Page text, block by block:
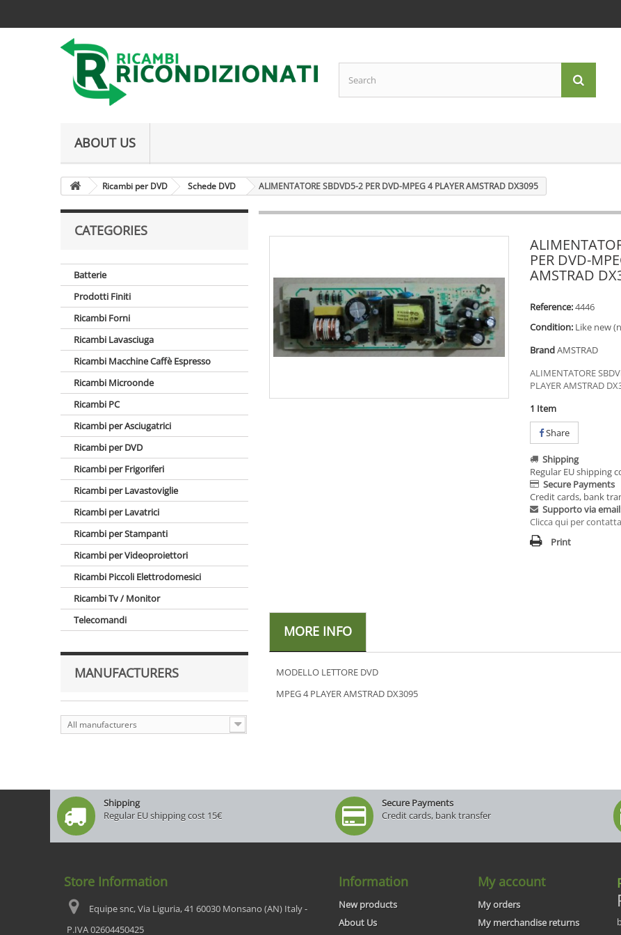
ABOUT US
Ricambi per DVD Schede DVD ALIMENTATORE SBDVD5-2 PER DVD-MPEG 4 PLAYER AMSTRAD DX3095
CATEGORIES
Batterie
Prodotti Finiti
Ricambi Forni
Ricambi Lavasciuga
Ricambi Macchine Caffè Espresso
Ricambi Microonde
Ricambi PC
Ricambi per Asciugatrici
Ricambi per DVD
Ricambi per Frigoriferi
Ricambi per Lavastoviglie
Ricambi per Lavatrici
Ricambi per Stampanti
Ricambi per Videoproiettori
Ricambi Piccoli Elettrodomesici
Ricambi Tv / Monitor
Telecomandi
MANUFACTURERS
All manufacturers
PER DVD-
AMSTRAD
Reference:4446
Condition: Like new
BrandAMSTRAD
ALIMENTATORE
PLAYER AMSTRAD
1 Item
Share
Shipping
Regular EU shipping
Secure Payments
Credit cards, bank
Supporto via
Clicca qui per
Print
MORE INFO
MODELLO LETTORE DVD
MPEG 4 PLAYER AMSTRAD DX3095
Shipping
Regular EU shipping cost 15€
Secure Payments
Credit cards, bank transfer
Store Information
Equipe snc, Via Liguria, 41 60030 Monsano (AN) Italy -
P.IVA 02604450425
Information
New products
About Us
My account
My orders
My merchandise returns